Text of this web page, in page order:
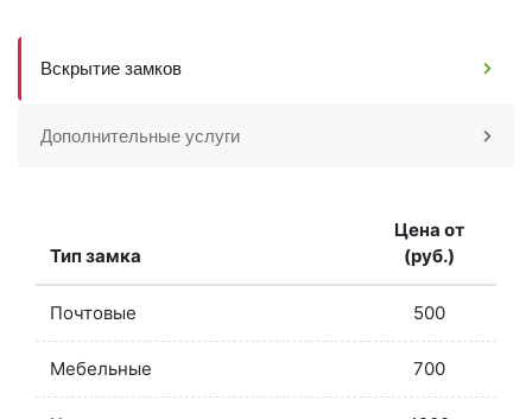
Вскрытие замков
Дополнительные услуги
Тип замка
Цена от
(руб.)
Почтовые 500
Мебельные 700